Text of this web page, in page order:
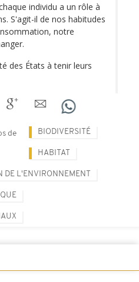
individu a un rôle à
S'agit-il de nos habitudes
notre
des États à tenir leurs
de BIODIVERSITÉ
HABITAT
DE L'ENVIRONNEMENT